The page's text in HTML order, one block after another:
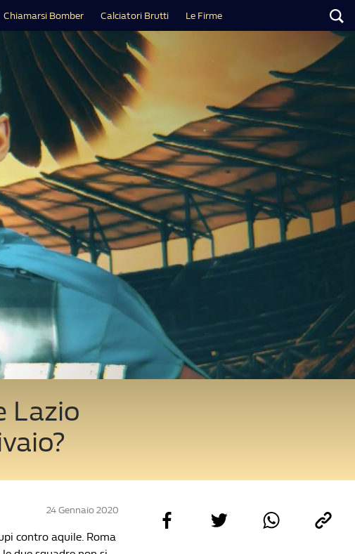
Chiamarsi Bomber Calciatori Brutti Le Firme
Lazio
24 Gennaio 2020
contro aquile. Roma